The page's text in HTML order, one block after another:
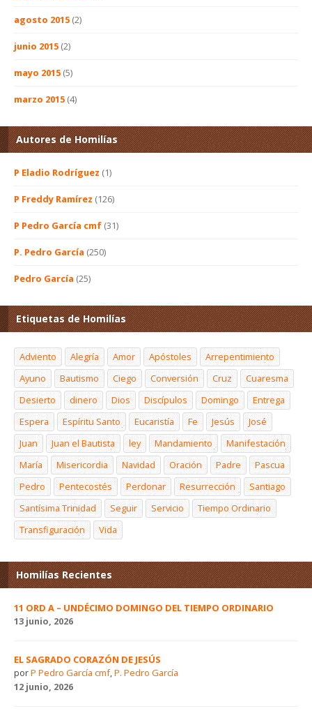
agosto 2015 (2)
junio 2015 (2)
mayo 2015 (5)
marzo 2015 (4)
Autores de Homilías
P Eladio Rodríguez (1)
P Freddy Ramírez (126)
P Pedro García cmf (31)
P. Pedro García (250)
Pedro García (25)
Etiquetas de Homilías
Adviento Alegría Amor Apóstoles
Arrepentimiento
Ayuno
Bautismo Ciego Conversión Cruz
Cuaresma
Desierto
dinero Dios Discípulos Domingo
Entrega
Espera
Espíritu Santo Eucaristía Fe Jesús
José
Juan
Juan el Bautista ley Mandamiento
Manifestación
María
Misericordia Navidad Oración Padre
Pascua
Pedro
Pentecostés Perdonar Resurrección
Santiago
Santísima Trinidad
Seguir Servicio
Tiempo Ordinario
Transfiguración
Vida
Homilías Recientes
11 ORD A – UNDÉCIMO DOMINGO DEL TIEMPO ORDINARIO
13 junio, 2026
EL SAGRADO CORAZÓN DE JESÚS
porP Pedro García cmf,P. Pedro García
12 junio, 2026